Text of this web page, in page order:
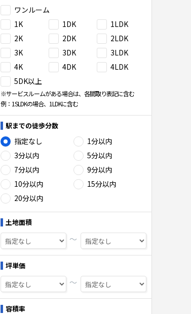
ワンルーム
1K
1DK
1LDK
2K
2DK
2LDK
3K
3DK
3LDK
4K
4DK
4LDK
5DK以上
※サービスルームがある場合は、各間取り表記に含む
例：1SLDKの場合、1LDKに含む
駅までの徒歩分数
指定なし
1分以内
3分以内
5分以内
7分以内
9分以内
10分以内
15分以内
20分以内
土地面積
〜
坪単価
〜
容積率